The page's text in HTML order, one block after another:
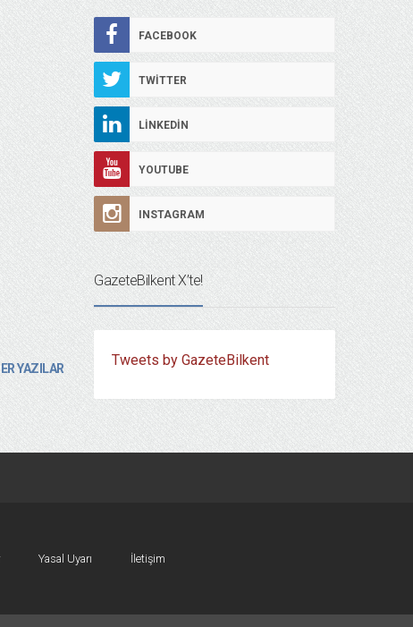
YAZILAR
FACEBOOK
TWITTER
LINKEDIN
YOUTUBE
INSTAGRAM
GazeteBilkent X’te!
Tweets by GazeteBilkent
Yasal Uyarı İletişim